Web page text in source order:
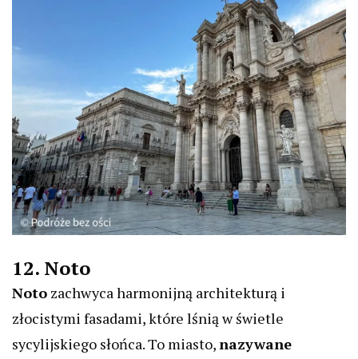
12. Noto
Noto zachwyca harmonijną architekturą i
złocistymi fasadami, które lśnią w świetle
sycylijskiego słońca. To miasto,nazywane